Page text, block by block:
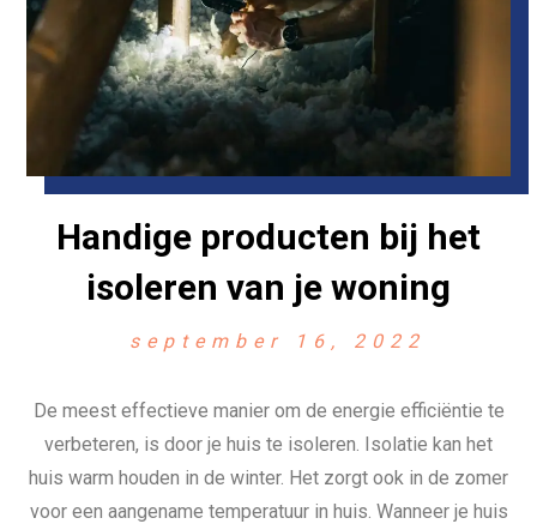
Handige producten bij het
isoleren van je woning
september 16, 2022
De meest effectieve manier om de energie efficiëntie te
verbeteren, is door je huis te isoleren. Isolatie kan het
huis warm houden in de winter. Het zorgt ook in de zomer
voor een aangename temperatuur in huis. Wanneer je huis